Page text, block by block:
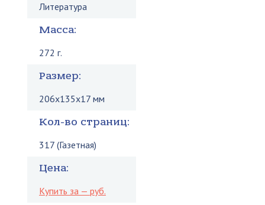
Литература
Масса:
272 г.
Размер:
206x135x17 мм
Кол-во страниц:
317 (Газетная)
Цена:
Купить за — руб.